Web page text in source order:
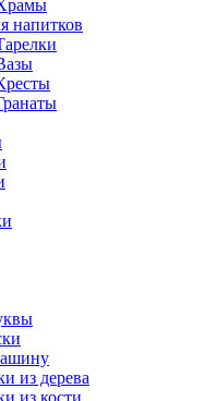
напитков
из дерева
из кости